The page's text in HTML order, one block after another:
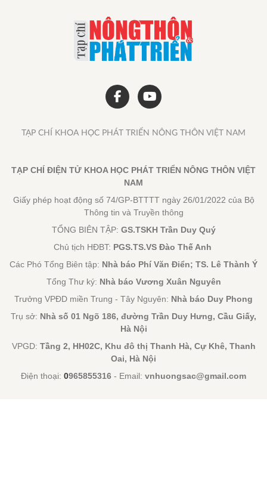
TẠP CHÍ KHOA HỌC PHÁT TRIỂN NÔNG THÔN VIỆT NAM
TẠP CHÍ ĐIỆN TỬ KHOA HỌC PHÁT TRIỂN NÔNG THÔN VIỆT
NAM
Giấy phép hoạt động số 74/GP-BTTTT ngày 26/01/2022 của Bộ
Thông tin và Truyền thông
TỔNG BIÊN TẬP: GS.TSKH Trần Duy Quý
Chủ tịch HĐBT: PGS.TS.VS Đào Thế Anh
Các Phó Tổng Biên tập: Nhà báo Phí Văn Điển; TS. Lê Thành Ý
Tổng Thư ký: Nhà báo Vương Xuân Nguyên
Trưởng VPĐD miền Trung - Tây Nguyên: Nhà báo Duy Phong
Trụ sở: Nhà số 01 Ngõ 186, đường Trần Duy Hưng, Cầu Giấy,
Hà Nội
VPGD: Tầng 2, HH02C, Khu đô thị Thanh Hà, Cự Khê, Thanh
Oai, Hà Nội
Điện thoại: 0965855316 - Email: vnhuongsac@gmail.com